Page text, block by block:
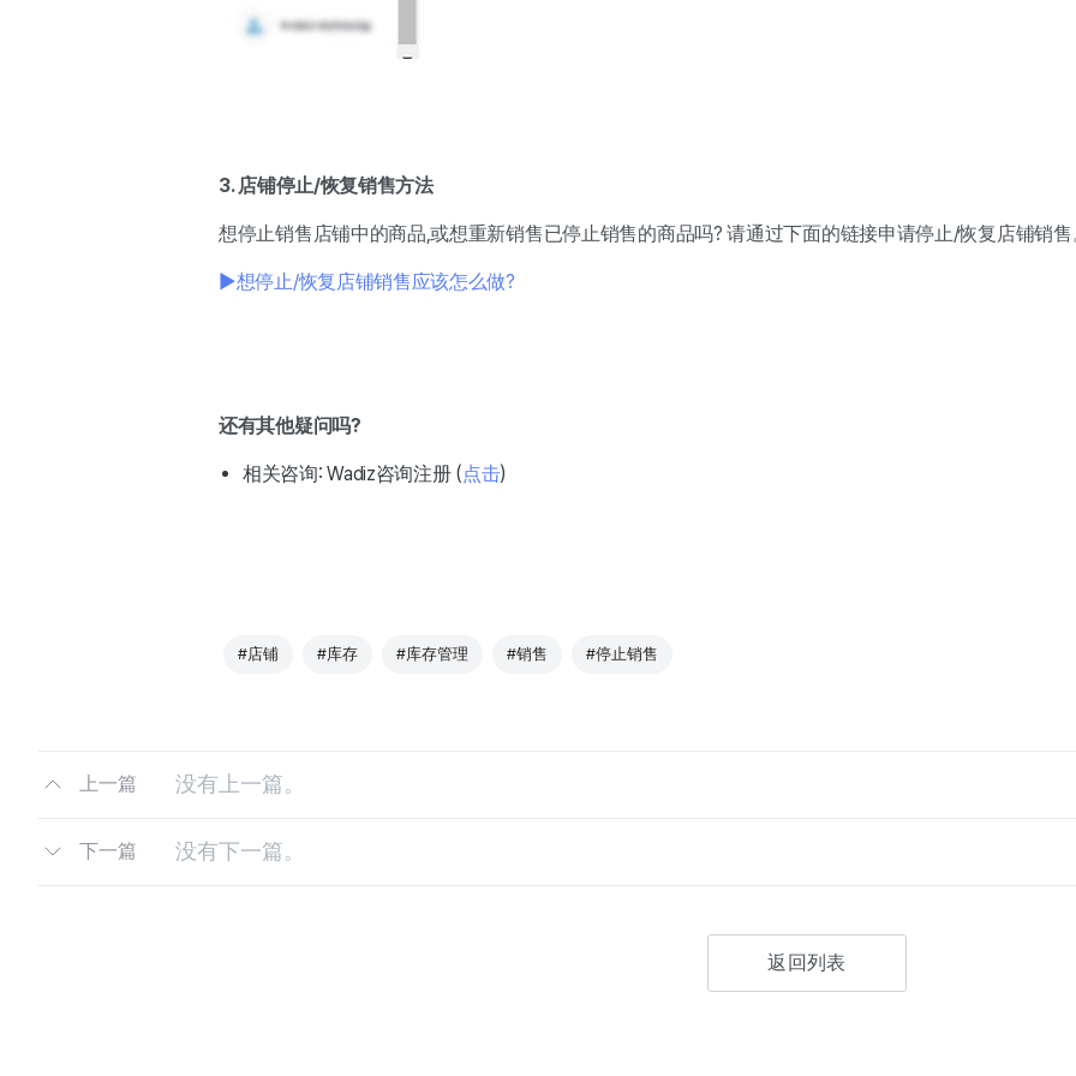
3. 店铺停止/恢复销售方法
想停止销售店铺中的商品,或想重新销售已停止销售的商品吗? 请通过下面的链接申请停止/恢复店铺销售
▶想停止/恢复店铺销售应该怎么做?
还有其他疑问吗?
相关咨询: Wadiz咨询注册 (点击)
#店铺 #库存 #库存管理 #销售 #停止销售
上一篇 没有上一篇。
下一篇 没有下一篇。
返回列表